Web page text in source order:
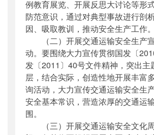
例教育展览、开展反思大讨论等形
防范意识，通过对典型事故进行剖
因、吸取教训，推动安全生产工作。
（二）开展交通运输安全生产
动。要围绕大力宣传贯彻国发〔
发〔2011〕40号文件精神，突出主
层，结合实际，创造性地开展丰富
询活动，大力宣传交通运输安全生产
安全基本常识，营造浓厚的交通运
围。
（三）开展交通运输安全文化